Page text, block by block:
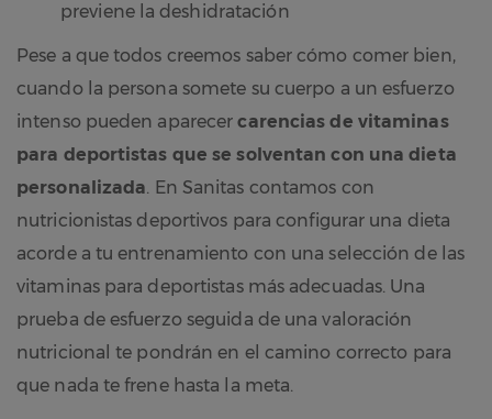
previene la deshidratación
Pese a que todos creemos saber cómo comer bien,
cuando la persona somete su cuerpo a un esfuerzo
intenso pueden aparecercarencias de vitaminas
para deportistas que se solventan con una dieta
personalizada. En Sanitas contamos con
nutricionistas deportivos para configurar una dieta
acorde a tu entrenamiento con una selección de las
vitaminas para deportistas más adecuadas. Una
prueba de esfuerzo seguida de una valoración
nutricional te pondrán en el camino correcto para
que nada te frene hasta la meta.